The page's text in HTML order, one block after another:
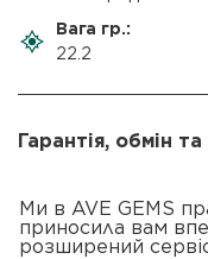
Вага гр.:
22.2
Гарантія, обмін
Ми в AVE GEMS
приносила вам
розширений